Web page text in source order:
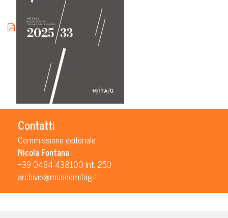
Contatti
Commissione editoriale
Nicola Fontana
+39 0464 438100 int. 250
archivio@museomitag.it